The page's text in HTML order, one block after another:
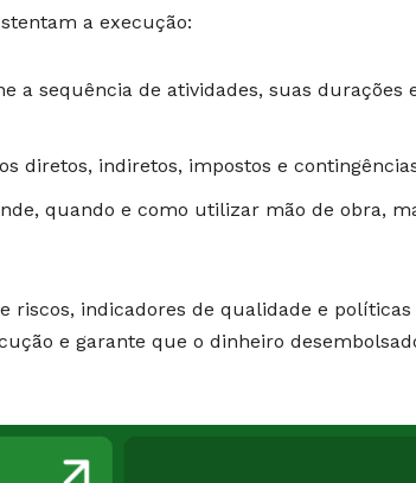
a execução:
a sequência de atividades, suas durações
diretos, indiretos, impostos e
quando e como utilizar mão de obra,
riscos, indicadores de qualidade e políticas
e garante que o dinheiro